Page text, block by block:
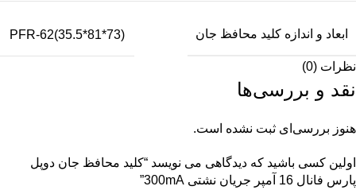
ابعاد و اندازه کلید محافظ جان PFR-62(35.5*81*73)
نظرات (0)
نقد و بررسی‌ها
هنوز بررسی‌ای ثبت نشده است.
اولین کسی باشید که دیدگاهی می نویسد “کلید محافظ جان دوپل
پارس فانال 16 آمپر جریان نشتی 300mA”